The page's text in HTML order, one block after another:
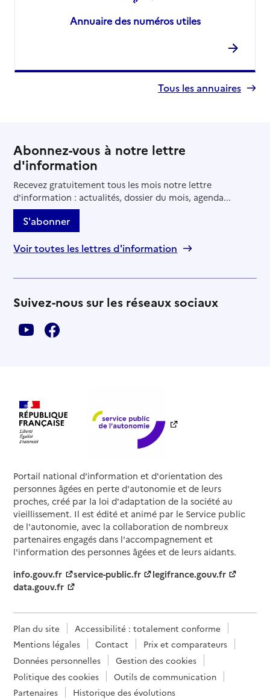
Annuaire des numéros utiles
Tous les annuaires
Abonnez-vous à notre lettre
d'information
Recevez gratuitement tous les mois notre lettre
d'information : actualités, dossier du mois, agenda...
S'abonner
Voir toutes les lettres d'information
Suivez-nous sur les réseaux sociaux
Portail national d'information et d'orientation des
personnes âgées en perte d'autonomie et de leurs
proches, créé par la loi d'adaptation de la société au
vieillissement. Il est édité et animé par le Service public
de l'autonomie, avec la collaboration de nombreux
partenaires engagés dans l'accompagnement et
l'information des personnes âgées et de leurs aidants.
info.gouv.fr
service-public.fr
legifrance.gouv.fr
data.gouv.fr
Plan du site
Accessibilité : totalement conforme
Mentions légales
Contact
Prix et comparateurs
Données personnelles
Gestion des cookies
Politique des cookies
Outils de communication
Partenaires
Historique des évolutions